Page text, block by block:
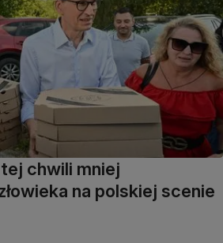
chwili mniej
na polskiej scenie